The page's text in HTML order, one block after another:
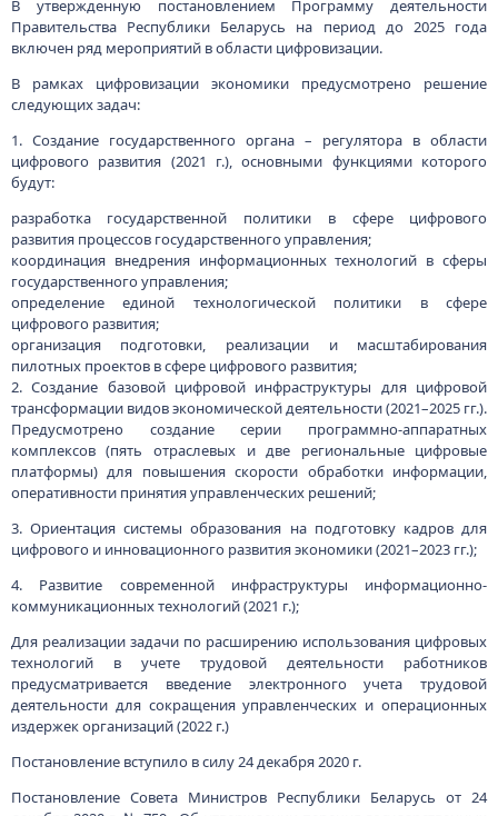
пилотных проектов в сфере цифрового развития;
2. Создание базовой цифровой инфраструктуры для цифровой
трансформации видов экономической деятельности (2021–2025 гг.).
комплексов (пять отраслевых и две региональные цифровые
платформы) для повышения скорости обработки информации,
оперативности принятия управленческих решений;
3. Ориентация системы образования на подготовку кадров для
цифрового и инновационного развития экономики (2021–2023 гг.);
4. Развитие современной инфраструктуры информационно-
коммуникационных технологий (2021 г.);
Для реализации задачи по расширению использования цифровых
технологий в учете трудовой деятельности работников
предусматривается введение электронного учета трудовой
деятельности для сокращения управленческих и операционных
издержек организаций (2022 г.)
Постановление вступило в силу 24 декабря 2020 г.
Постановление Совета Министров Республики Беларусь от 24
декабря 2020 г. № 759 «Об утверждении перечня государственных
программ» (28.12.2020, 5/48644)
реализации в 2021–2025 годах включена Государственная
программа «Цифровое развитие Беларуси», которая состоит из
следующих подпрограмм:
Информационно-аналитическое и организационно-техническое
сопровождение цифрового развития;
Инфраструктура цифрового развития;
Цифровое развитие государственного управления;
Цифровое развитие отраслей экономики;
Региональное цифровое развитие;
Информационная безопасность и «цифровое доверие».
Ответственный заказчик программы – Министерство связи и